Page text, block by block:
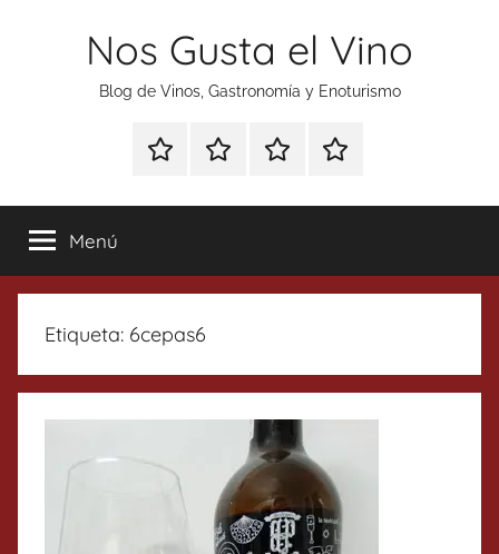
Nos Gusta el Vino
Blog de Vinos, Gastronomía y Enoturismo
Especial
Tonics
Enoturismo
Gastronomía
RankingContacto
Menú
Etiqueta: 6cepas6